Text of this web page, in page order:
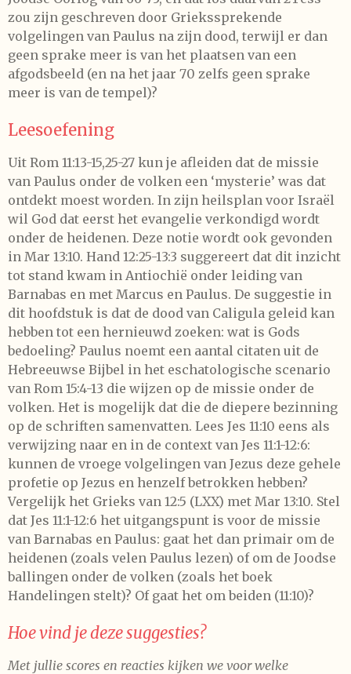
zou zijn geschreven door Griekssprekende
volgelingen van Paulus na zijn dood, terwijl er dan
geen sprake meer is van het plaatsen van een
afgodsbeeld (en na het jaar 70 zelfs geen sprake
meer is van de tempel)?
Leesoefening
Uit Rom 11:13-15,25-27 kun je afleiden dat de missie
van Paulus onder de volken een ‘mysterie’ was dat
ontdekt moest worden. In zijn heilsplan voor Israël
wil God dat eerst het evangelie verkondigd wordt
onder de heidenen. Deze notie wordt ook gevonden
in Mar 13:10. Hand 12:25-13:3 suggereert dat dit inzicht
tot stand kwam in Antiochië onder leiding van
Barnabas en met Marcus en Paulus. De suggestie in
dit hoofdstuk is dat de dood van Caligula geleid kan
hebben tot een hernieuwd zoeken: wat is Gods
bedoeling? Paulus noemt een aantal citaten uit de
Hebreeuwse Bijbel in het eschatologische scenario
van Rom 15:4-13 die wijzen op de missie onder de
volken. Het is mogelijk dat die de diepere bezinning
op de schriften samenvatten. Lees Jes 11:10 eens als
verwijzing naar en in de context van Jes 11:1-12:6:
kunnen de vroege volgelingen van Jezus deze gehele
profetie op Jezus en henzelf betrokken hebben?
Vergelijk het Grieks van 12:5 (LXX) met Mar 13:10. Stel
dat Jes 11:1-12:6 het uitgangspunt is voor de missie
van Barnabas en Paulus: gaat het dan primair om de
heidenen (zoals velen Paulus lezen) of om de Joodse
ballingen onder de volken (zoals het boek
Handelingen stelt)? Of gaat het om beiden (11:10)?
Hoe vind je deze suggesties?
Met jullie scores en reacties kijken we voor welke